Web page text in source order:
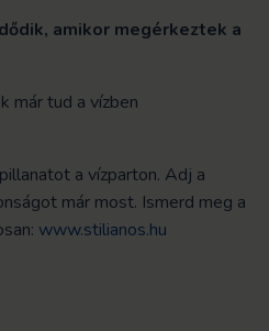
amikor megérkeztek a
már tud a vízben
a vízparton. Adj a
már most. Ismerd meg a
www.stilianos.hu